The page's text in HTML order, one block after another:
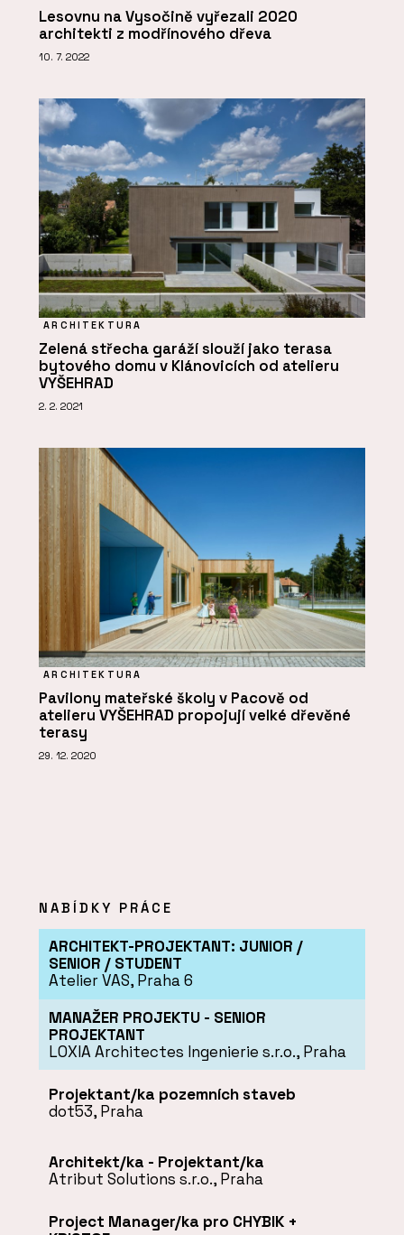
Lesovnu na Vysočině vyřezali 2020
architekti z modřínového dřeva
10. 7. 2022
ARCHITEKTURA
Zelená střecha garáží slouží jako terasa
bytového domu v Klánovicích od atelieru
VYŠEHRAD
2. 2. 2021
ARCHITEKTURA
Pavilony mateřské školy v Pacově od
atelieru VYŠEHRAD propojují velké dřevěné
terasy
29. 12. 2020
NABÍDKY PRÁCE
ARCHITEKT-PROJEKTANT: JUNIOR /
SENIOR / STUDENT
Atelier VAS, Praha 6
MANAŽER PROJEKTU - SENIOR
PROJEKTANT
LOXIA Architectes Ingenierie s.r.o., Praha
Projektant/ka pozemních staveb
dot53, Praha
Architekt/ka - Projektant/ka
Atribut Solutions s.r.o., Praha
Project Manager/ka pro CHYBIK +